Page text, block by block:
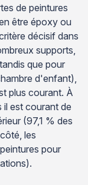
de peintures
être époxy ou
décisif dans
supports,
que pour
d'enfant),
plus courant. À
il est courant de
(97,1 % des
les
pour